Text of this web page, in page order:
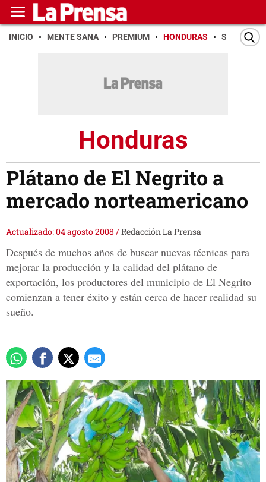
INICIO MENTE SANA PREMIUM HONDURAS SAN PEDRO
Honduras
Plátano de El Negrito a
mercado norteamericano
Actualizado: 04 agosto 2008 /Redacción La Prensa
Después de muchos años de buscar nuevas técnicas para
mejorar la producción y la calidad del plátano de
exportación, los productores del municipio de El Negrito
comienzan a tener éxito y están cerca de hacer realidad su
sueño.